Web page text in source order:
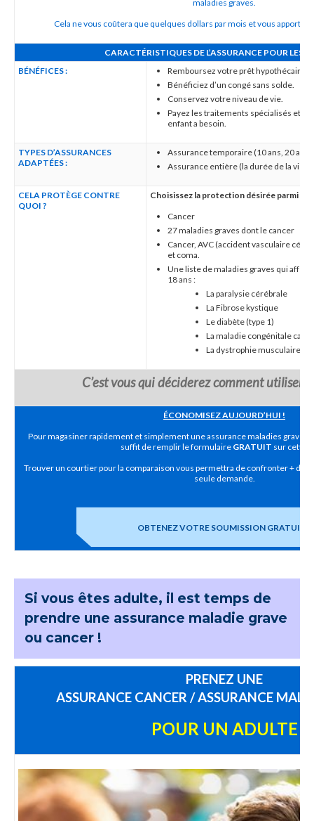
maladies graves.
Cela ne vous coûtera que quelques dollars par mois et vous
CARACTÉRISTIQUES DE L’ASSURANCE POUR LES
BÉNÉFICES :
Remboursez votre prêt hypothécaire.
Bénéficiez d’un congé sans solde.
Conservez votre niveau de vie.
Payez les traitements spécialisés et
enfant a besoin.
TYPES D’ASSURANCES
ADAPTÉES :
Assurance temporaire (10 ans, 20 ans,
Assurance entière (la durée de la vie
CELA PROTÈGE CONTRE
QUOI ?
Choisissez la protection désirée parmi :
Cancer
27 maladies graves dont le cancer
Cancer, AVC (accident vasculaire
et coma.
Une liste de maladies graves qui
18 ans :
La paralysie cérébrale
La Fibrose kystique
Le diabète (type 1)
La maladie congénitale
La dystrophie musculaire
C’est vous qui déciderez comment utiliser
ÉCONOMISEZ AUJOURD’HUI !
Pour magasiner rapidement et simplement une assurance maladies graves
suffit de remplir le formulaire GRATUIT sur cette
Trouver un courtier pour la comparaison vous permettra de confronter + de
seule demande.
OBTENEZ VOTRE SOUMISSION GRATUITE
Si vous êtes adulte, il est temps de
prendre une assurance maladie grave
ou cancer !
PRENEZ UNE
ASSURANCE CANCER / ASSURANCE
POUR UN ADULTE